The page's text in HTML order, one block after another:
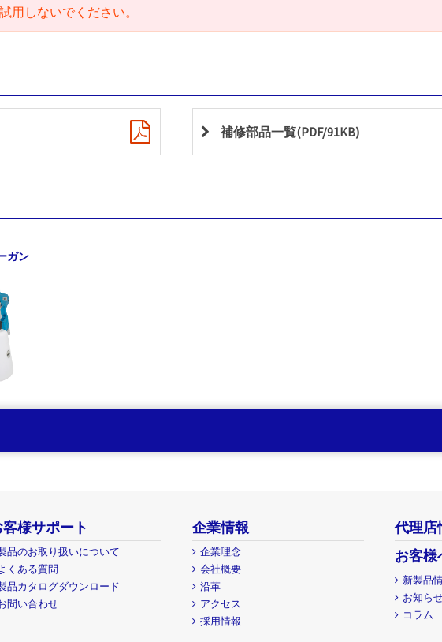
しないでください。
補修部品一覧(PDF/91KB)
ガン
様サポート
品のお取り扱いについて
くある質問
品カタログダウンロード
問い合わせ
企業情報
企業理念
会社概要
沿革
アクセス
採用情報
代理店
お客様
新製品
お知ら
コラム